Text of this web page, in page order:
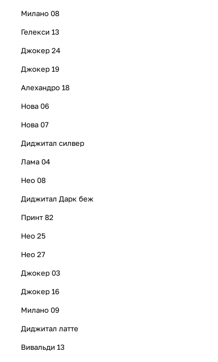
Милано 08
Гелекси 13
Джокер 24
Джокер 19
Алехандро 18
Нова 06
Нова 07
Диджитал силвер
Лама 04
Нео 08
Диджитал Дарк беж
Принт 82
Нео 25
Нео 27
Джокер 03
Джокер 16
Милано 09
Диджитал латте
Вивальди 13